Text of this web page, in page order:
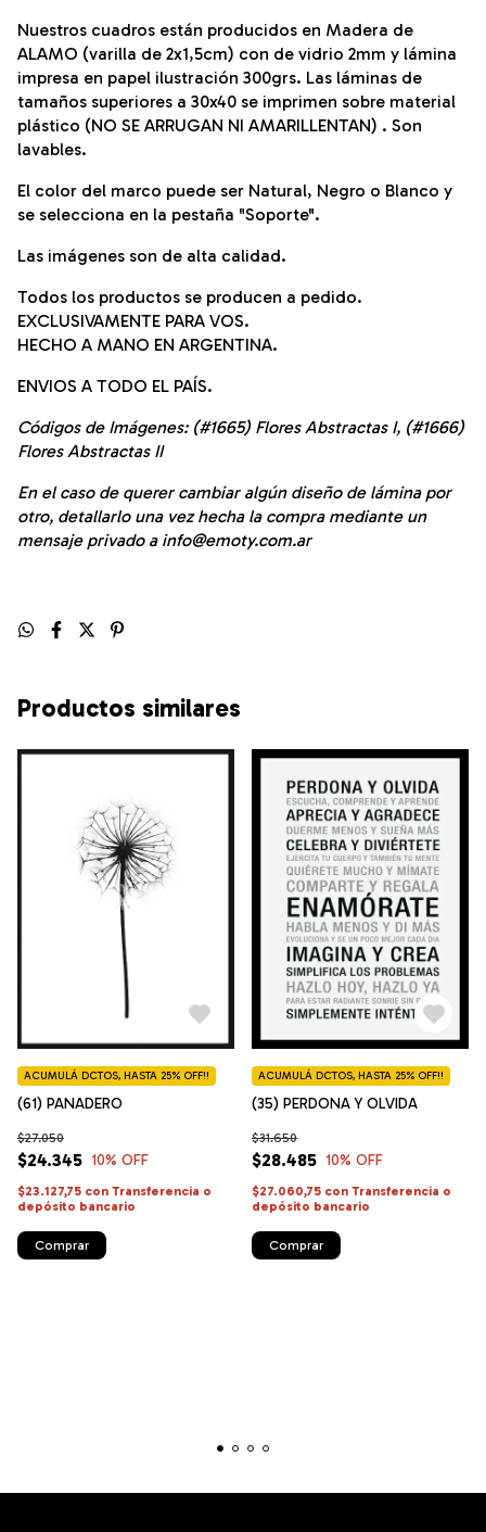
Nuestros cuadros están producidos en Madera de
ALAMO (varilla de 2x1,5cm) con de vidrio 2mm y lámina
impresa en papel ilustración 300grs. Las láminas de
tamaños superiores a 30x40 se imprimen sobre material
plástico (NO SE ARRUGAN NI AMARILLENTAN) . Son
lavables.
El color del marco puede ser Natural, Negro o Blanco y
se selecciona en la pestaña "Soporte".
Las imágenes son de alta calidad.
Todos los productos se producen a pedido.
EXCLUSIVAMENTE PARA VOS.
HECHO A MANO EN ARGENTINA.
ENVIOS A TODO EL PAÍS.
Códigos de Imágenes: (#1665) Flores Abstractas I, (#1666)
Flores Abstractas II
En el caso de querer cambiar algún diseño de lámina por
otro, detallarlo una vez hecha la compra mediante un
mensaje privado a info@emoty.com.ar
Productos similares
(61) PANADERO
$24.345
$27.050
10% OFF
ACUMULÁ DCTOS, HASTA 25% OFF!!
$23.127,75 con Transferencia o
depósito bancario
Comprar
(35) PERDONA Y OLVIDA
$28.485
$31.650
10% OFF
ACUMULÁ DCTOS, HASTA 25% OFF!!
$27.060,75 con Transferencia o
depósito bancario
Comprar